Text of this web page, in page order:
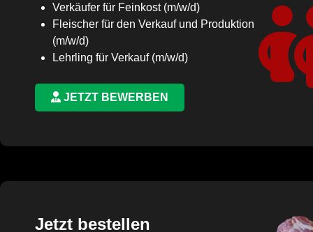
Verkäufer für Feinkost (m/w/d)
Fleischer für den Verkauf und Produktion
(m/w/d)
Lehrling für Verkauf (m/w/d)
JETZT BEWERBEN
Jetzt bestellen